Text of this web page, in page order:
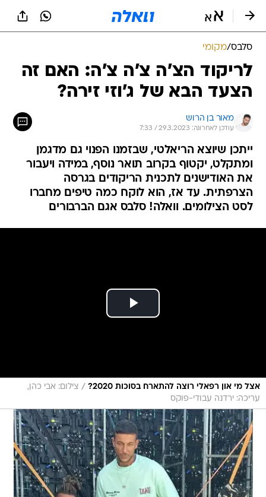
סלבס/מקומי
לריקוד הצ'ה צ'ה צ'ה: האם זה
הצעד הבא של ג'וזי זירה?
מאור בן הרוש
עודכן לאחרונה: 29.3.2023 / 7:33
ייתכן שיוצא הריאלטי, שבזמנו הפנוי גם מדגמן
ומתקלט, יקטוף בקרוב תואר נוסף, במידה ויעבור
את האודישנים לתכנית הריקודים בגרסה
הצרפתית. עד אז, הוא לוקח כמה טיפים מחברו
לסט הצילומים. וואלה! סלבס אגם הברבורים
אצל מי און רפאלי רוצה להתארח בסוכות 2020? / צילום: אבי כהן,
עריכה: ירדנה עבודי-פוקס